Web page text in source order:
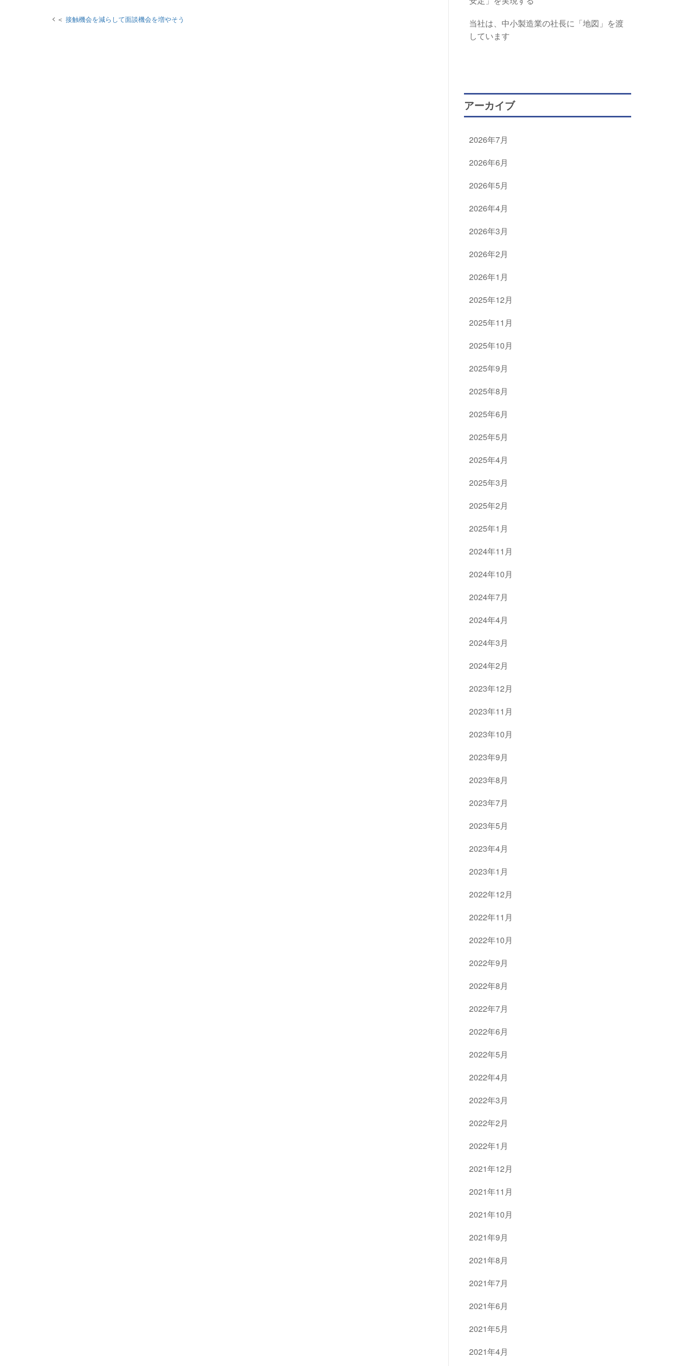
接触機会を減らして面談機会を増やそう
当社は、中小製造業の社長に「地図」を渡
しています
アーカイブ
2026年7月
2026年6月
2026年5月
2026年4月
2026年3月
2026年2月
2026年1月
2025年12月
2025年11月
2025年10月
2025年9月
2025年8月
2025年6月
2025年5月
2025年4月
2025年3月
2025年2月
2025年1月
2024年11月
2024年10月
2024年7月
2024年4月
2024年3月
2024年2月
2023年12月
2023年11月
2023年10月
2023年9月
2023年8月
2023年7月
2023年5月
2023年4月
2023年1月
2022年12月
2022年11月
2022年10月
2022年9月
2022年8月
2022年7月
2022年6月
2022年5月
2022年4月
2022年3月
2022年2月
2022年1月
2021年12月
2021年11月
2021年10月
2021年9月
2021年8月
2021年7月
2021年6月
2021年5月
2021年4月